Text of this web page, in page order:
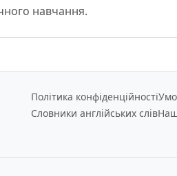
навчання.
Політика конфіденційності
Словники англійських слів